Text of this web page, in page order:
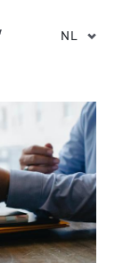
NL